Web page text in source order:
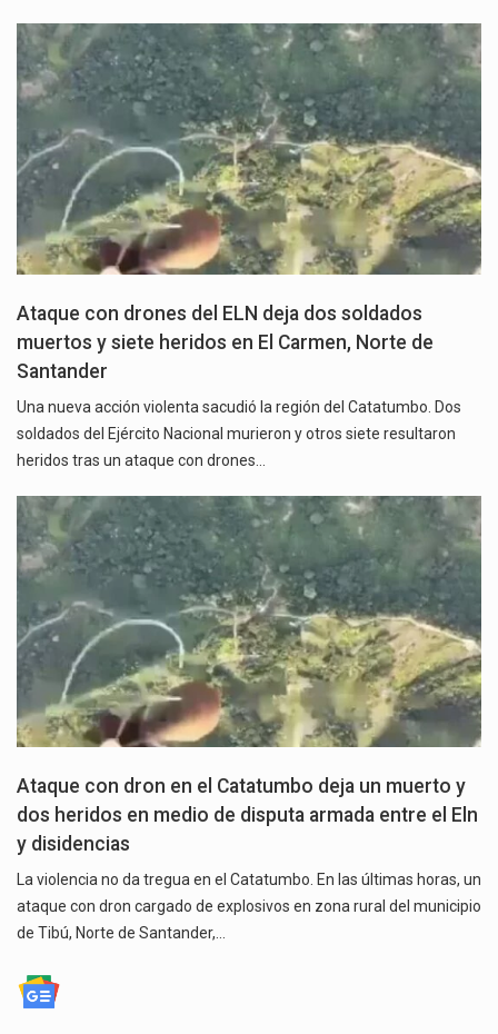
Ataque con drones del ELN deja dos soldados
muertos y siete heridos en El Carmen, Norte de
Santander
Una nueva acción violenta sacudió la región del Catatumbo. Dos
soldados del Ejército Nacional murieron y otros siete resultaron
heridos tras un ataque con drones…
Ataque con dron en el Catatumbo deja un muerto y
dos heridos en medio de disputa armada entre el Eln
y disidencias
La violencia no da tregua en el Catatumbo. En las últimas horas, un
ataque con dron cargado de explosivos en zona rural del municipio
de Tibú, Norte de Santander,…